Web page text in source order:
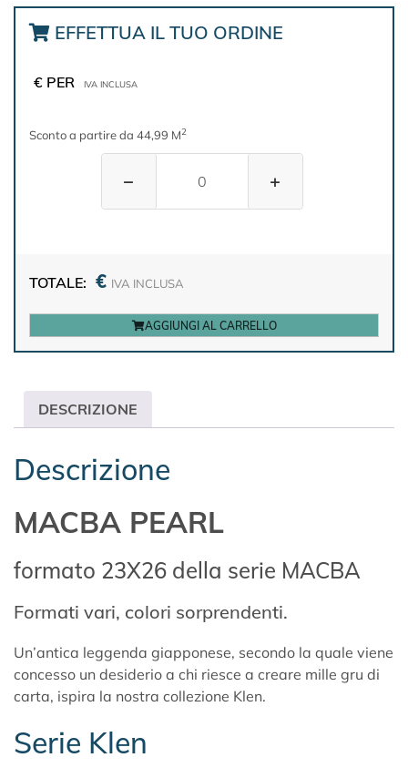
EFFETTUA IL TUO ORDINE
€ PER IVA INCLUSA
Sconto a partire da 44,99 M2
− +
TOTALE: € IVA INCLUSA
AGGIUNGI AL CARRELLO
DESCRIZIONE
Descrizione
MACBA PEARL
formato 23X26 della serie MACBA
Formati vari, colori sorprendenti.
Un’antica leggenda giapponese, secondo la quale viene
concesso un desiderio a chi riesce a creare mille gru di
carta, ispira la nostra collezione Klen.
Serie Klen